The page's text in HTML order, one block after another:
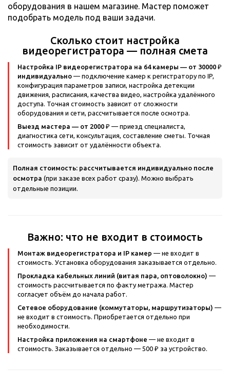
оборудования в нашем магазине. Мастер поможет
подобрать модель под ваши задачи.
Сколько стоит настройка
видеорегистратора — полная смета
Настройка IP видеорегистратора на 64 камеры — от 30000 ₽
индивидуально — подключение камер к регистратору по IP,
конфигурация параметров записи, настройка детекции
движения, расписания, качества видео, настройка удалённого
доступа. Точная стоимость зависит от сложности
оборудования и сети, рассчитывается после осмотра.
Выезд мастера — от 2000 ₽ — приезд специалиста,
диагностика сети, консультация, составление сметы. Точная
стоимость зависит от удалённости объекта.
Полная стоимость: рассчитывается индивидуально после
осмотра (при заказе всех работ сразу). Можно выбрать
отдельные позиции.
Важно: что не входит в стоимость
Монтаж видеорегистратора и IP камер — не входит в
стоимость. Установка оборудования заказывается отдельно.
Прокладка кабельных линий (витая пара, оптоволокно) —
стоимость рассчитывается по факту метража. Мастер
согласует объём до начала работ.
Сетевое оборудование (коммутаторы, маршрутизаторы) —
не входит в стоимость. Приобретается отдельно при
необходимости.
Настройка приложения на смартфоне — не входит в
стоимость. Заказывается отдельно — 500 ₽ за устройство.